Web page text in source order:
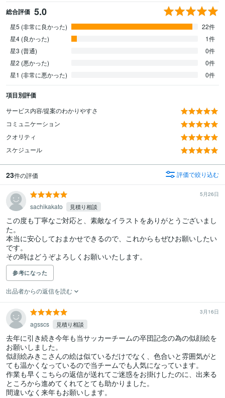
総合評価 5.0
星5 (非常に良かった)
22件
星4 (良かった)
1件
星3 (普通)
0件
星2 (悪かった)
0件
星1 (非常に悪かった)
0件
項目別評価
サービス内容/提案のわかりやすさ
コミュニケーション
クオリティ
スケジュール
23件の評価 評価で絞り込む
5月26日
sachikakato 見積り相談
この度も丁寧なご対応と、素敵なイラストをありがとうございまし
た。
本当に安心しておまかせできるので、これからもぜひお願いしたい
です。
その時はどうぞよろしくお願いいたします。
参考になった
出品者からの返信を読む
3月16日
agsscs 見積り相談
去年に引き続き今年も当サッカーチームの卒団記念の為の似顔絵を
お願いしました。
似顔絵みきこさんの絵は似ているだけでなく、色合いと雰囲気がと
ても温かくなっているので当チームでも人気になっています。
作業も早くこちらの返信が送れてご迷惑をお掛けしたのに、出来る
ところから進めてくれてとても助かりました。
間違いなく来年もお願いします。